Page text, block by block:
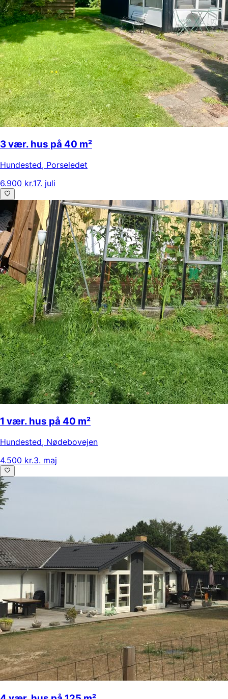
3 vær. hus på 40 m²
Hundested, Porseledet
6.900 kr.17. juli
1 vær. hus på 40 m²
Hundested, Nødebovejen
4.500 kr.3. maj